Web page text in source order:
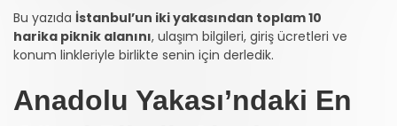
Bu yazıda İstanbul’un iki yakasından toplam 10
harika piknik alanını, ulaşım bilgileri, giriş ücretleri ve
konum linkleriyle birlikte senin için derledik.
Anadolu Yakası’ndaki En